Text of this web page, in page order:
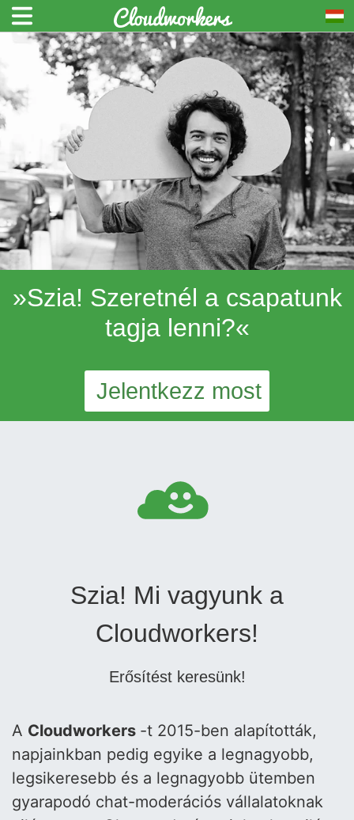
»Szia! Szeretnél a csapatunk
tagja lenni?«
Jelentkezz most
Szia! Mi vagyunk a
Cloudworkers!
Erősítést keresünk!
A Cloudworkers -t 2015-ben alapították,
napjainkban pedig egyike a legnagyobb,
legsikeresebb és a legnagyobb ütemben
gyarapodó chat-moderációs vállalatoknak